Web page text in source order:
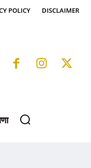
POLICY DISCLAIMER